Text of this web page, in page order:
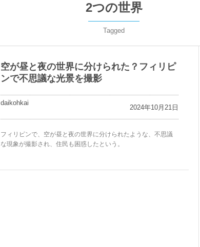
2つの世界
Tagged
空が昼と夜の世界に分けられた？フィリピ
ンで不思議な光景を撮影
daikohkai
2024年10月21日
フィリピンで、空が昼と夜の世界に分けられたような、不思議
な現象が撮影され、住民も困惑したという。